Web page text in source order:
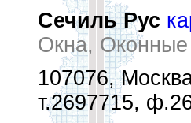
Сечиль Рус
Окна, Оконные
107076,
т.2697715,